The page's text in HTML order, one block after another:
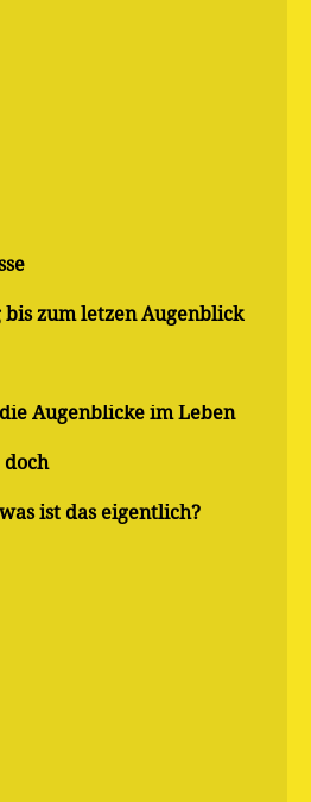
zum letzen Augenblick
Augenblicke im Leben
ist das eigentlich?